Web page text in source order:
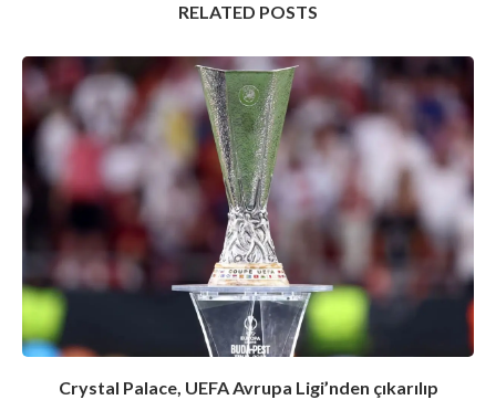
RELATED POSTS
Crystal Palace, UEFA Avrupa Ligi’nden çıkarılıp